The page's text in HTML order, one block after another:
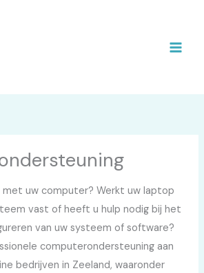
uw computer? Werkt uw laptop
vast of heeft u hulp nodig bij het
van uw systeem of software?
computerondersteuning aan
bedrijven in Zeeland, waaronder